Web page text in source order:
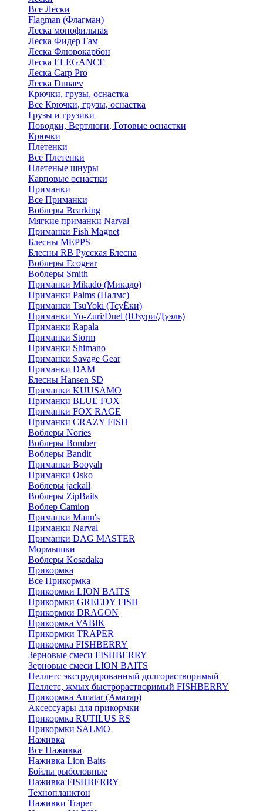
Все Лески
Flagman (Флагман)
Леска монофильная
Леска Фидер Гам
Леска Флюрокарбон
Леска ELEGANCE
Леска Carp Pro
Леска Dunaev
Крючки, грузы, оснастка
Все Крючки, грузы, оснастка
Грузы и грузики
Поводки, Вертлюги, Готовые оснастки
Крючки
Плетенки
Все Плетенки
Плетеные шнуры
Карповые оснастки
Приманки
Все Приманки
Воблеры Bearking
Мягкие приманки Narval
Приманки Fish Magnet
Блесны MEPPS
Блесны RB Русская Блесна
Воблеры Ecogear
Воблеры Smith
Приманки Mikado (Микадо)
Приманки Palms (Палмс)
Приманки TsuYoki (ТсуЁки)
Приманки Yo-Zuri/Duel (Юзури/Дуэль)
Приманки Rapala
Приманки Storm
Приманки Shimano
Приманки Savage Gear
Приманки DAM
Блесны Hansen SD
Приманки KUUSAMO
Приманки BLUE FOX
Приманки FOX RAGE
Приманки CRAZY FISH
Воблеры Nories
Воблеры Bomber
Воблеры Bandit
Приманки Booyah
Приманки Osko
Воблеры jackall
Воблеры ZipBaits
Воблер Camion
Приманки Mann's
Приманки Narval
Приманки DAG MASTER
Мормышки
Воблеры Kosadaka
Прикормка
Все Прикормка
Прикормки LION BAITS
Прикормки GREEDY FISH
Прикормки DRAGON
Прикормка VABIK
Прикормки TRAPER
Прикормка FISHBERRY
Зерновые смеси FISHBERRY
Зерновые смеси LION BAITS
Пеллетс экструдированный долгорастворимый
Пеллетс, жмых быстрорастворимый FISHBERRY
Прикормка Amatar (Аматар)
Аксессуары для прикормки
Прикормка RUTILUS RS
Прикормки SALMO
Наживка
Все Наживка
Наживка Lion Baits
Бойлы рыболовные
Наживка FISHBERRY
Технопланктон
Наживки Traper